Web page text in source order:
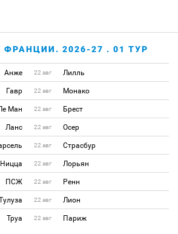
2026-27 . 01 ТУР
Анже 22 авг Лилль
Гавр 22 авг Монако
Ман 22 авг Брест
Ланс 22 авг Осер
22 авг Страсбур
Ницца 22 авг Лорьян
ПСЖ 22 авг Ренн
22 авг Лион
Труа 22 авг Париж